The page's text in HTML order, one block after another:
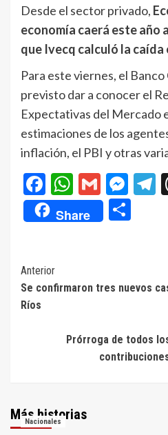
Desde el sector privado,
economía caerá este año
que Ivecq calculó la caída
Para este viernes, el
previsto dar a conocer el
Expectativas del Mercado
estimaciones de los
inflación, el PBI y otras
Facebook
Gmail
Share
Navegación
de
Anterior
Se confirmaron tres nuevos
Ríos
Prórroga de todos
Más historias
Nacionales